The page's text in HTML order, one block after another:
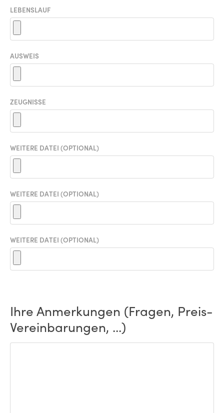
LEBENSLAUF
AUSWEIS
ZEUGNISSE
WEITERE DATEI (OPTIONAL)
WEITERE DATEI (OPTIONAL)
WEITERE DATEI (OPTIONAL)
Ihre Anmerkungen (Fragen, Preis-
Vereinbarungen, ...)